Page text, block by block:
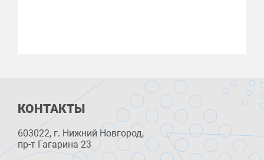
КОНТАКТЫ
603022, г. Нижний Новгород,
пр-т Гагарина 23